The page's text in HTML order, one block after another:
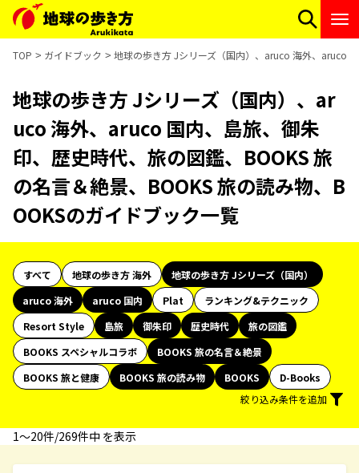
TOP ガイドブック 地球の歩き方 Jシリーズ（国内）、aruco 海外、aruco
地球の歩き方 Jシリーズ（国内）、ar
uco 海外、aruco 国内、島旅、御朱
印、歴史時代、旅の図鑑、BOOKS 旅
の名言＆絶景、BOOKS 旅の読み物、B
OOKSのガイドブック一覧
すべて 地球の歩き方 海外
地球の歩き方 Jシリーズ（国内）
aruco 海外
aruco 国内 Plat
ランキング&テクニック
Resort Style
島旅 御朱印 歴史時代
旅の図鑑
BOOKS スペシャルコラボ
BOOKS 旅の名言＆絶景
BOOKS 旅と健康
BOOKS 旅の読み物 BOOKS
D-Books
絞り込み条件を追加
1〜20件/269件中 を表示